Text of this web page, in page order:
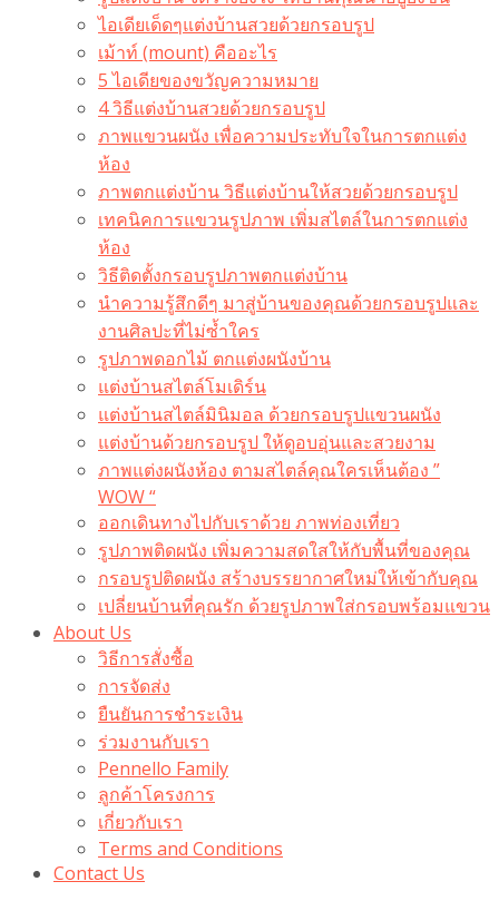
ไอเดียเด็ดๆแต่งบ้านสวยด้วยกรอบรูป
เม้าท์ (mount) คืออะไร​
5 ไอเดียของขวัญความหมาย
4 วิธีแต่งบ้านสวยด้วยกรอบรูป
ภาพแขวนผนัง เพื่อความประทับใจในการตกแต่ง
ห้อง
ภาพตกแต่งบ้าน วิธีแต่งบ้านให้สวยด้วยกรอบรูป
เทคนิคการแขวนรูปภาพ เพิ่มสไตล์ในการตกแต่ง
ห้อง
วิธีติดตั้งกรอบรูปภาพตกแต่งบ้าน
นำความรู้สึกดีๆ มาสู่บ้านของคุณด้วยกรอบรูปและ
งานศิลปะที่ไม่ซ้ำใคร
รูปภาพดอกไม้ ตกแต่งผนังบ้าน
แต่งบ้านสไตล์โมเดิร์น
แต่งบ้านสไตล์มินิมอล ด้วยกรอบรูปแขวนผนัง
แต่งบ้านด้วยกรอบรูป ให้ดูอบอุ่นและสวยงาม
ภาพแต่งผนังห้อง ตามสไตล์คุณใครเห็นต้อง ”
WOW “
ออกเดินทางไปกับเราด้วย ภาพท่องเที่ยว
รูปภาพติดผนัง เพิ่มความสดใสให้กับพื้นที่ของคุณ
กรอบรูปติดผนัง สร้างบรรยากาศใหม่ให้เข้ากับคุณ
เปลี่ยนบ้านที่คุณรัก ด้วยรูปภาพใส่กรอบพร้อมแขวน​
About Us
วิธีการสั่งซื้อ
การจัดส่ง
ยืนยันการชำระเงิน
ร่วมงานกับเรา
Pennello Family
ลูกค้าโครงการ
เกี่ยวกับเรา
Terms and Conditions
Contact Us